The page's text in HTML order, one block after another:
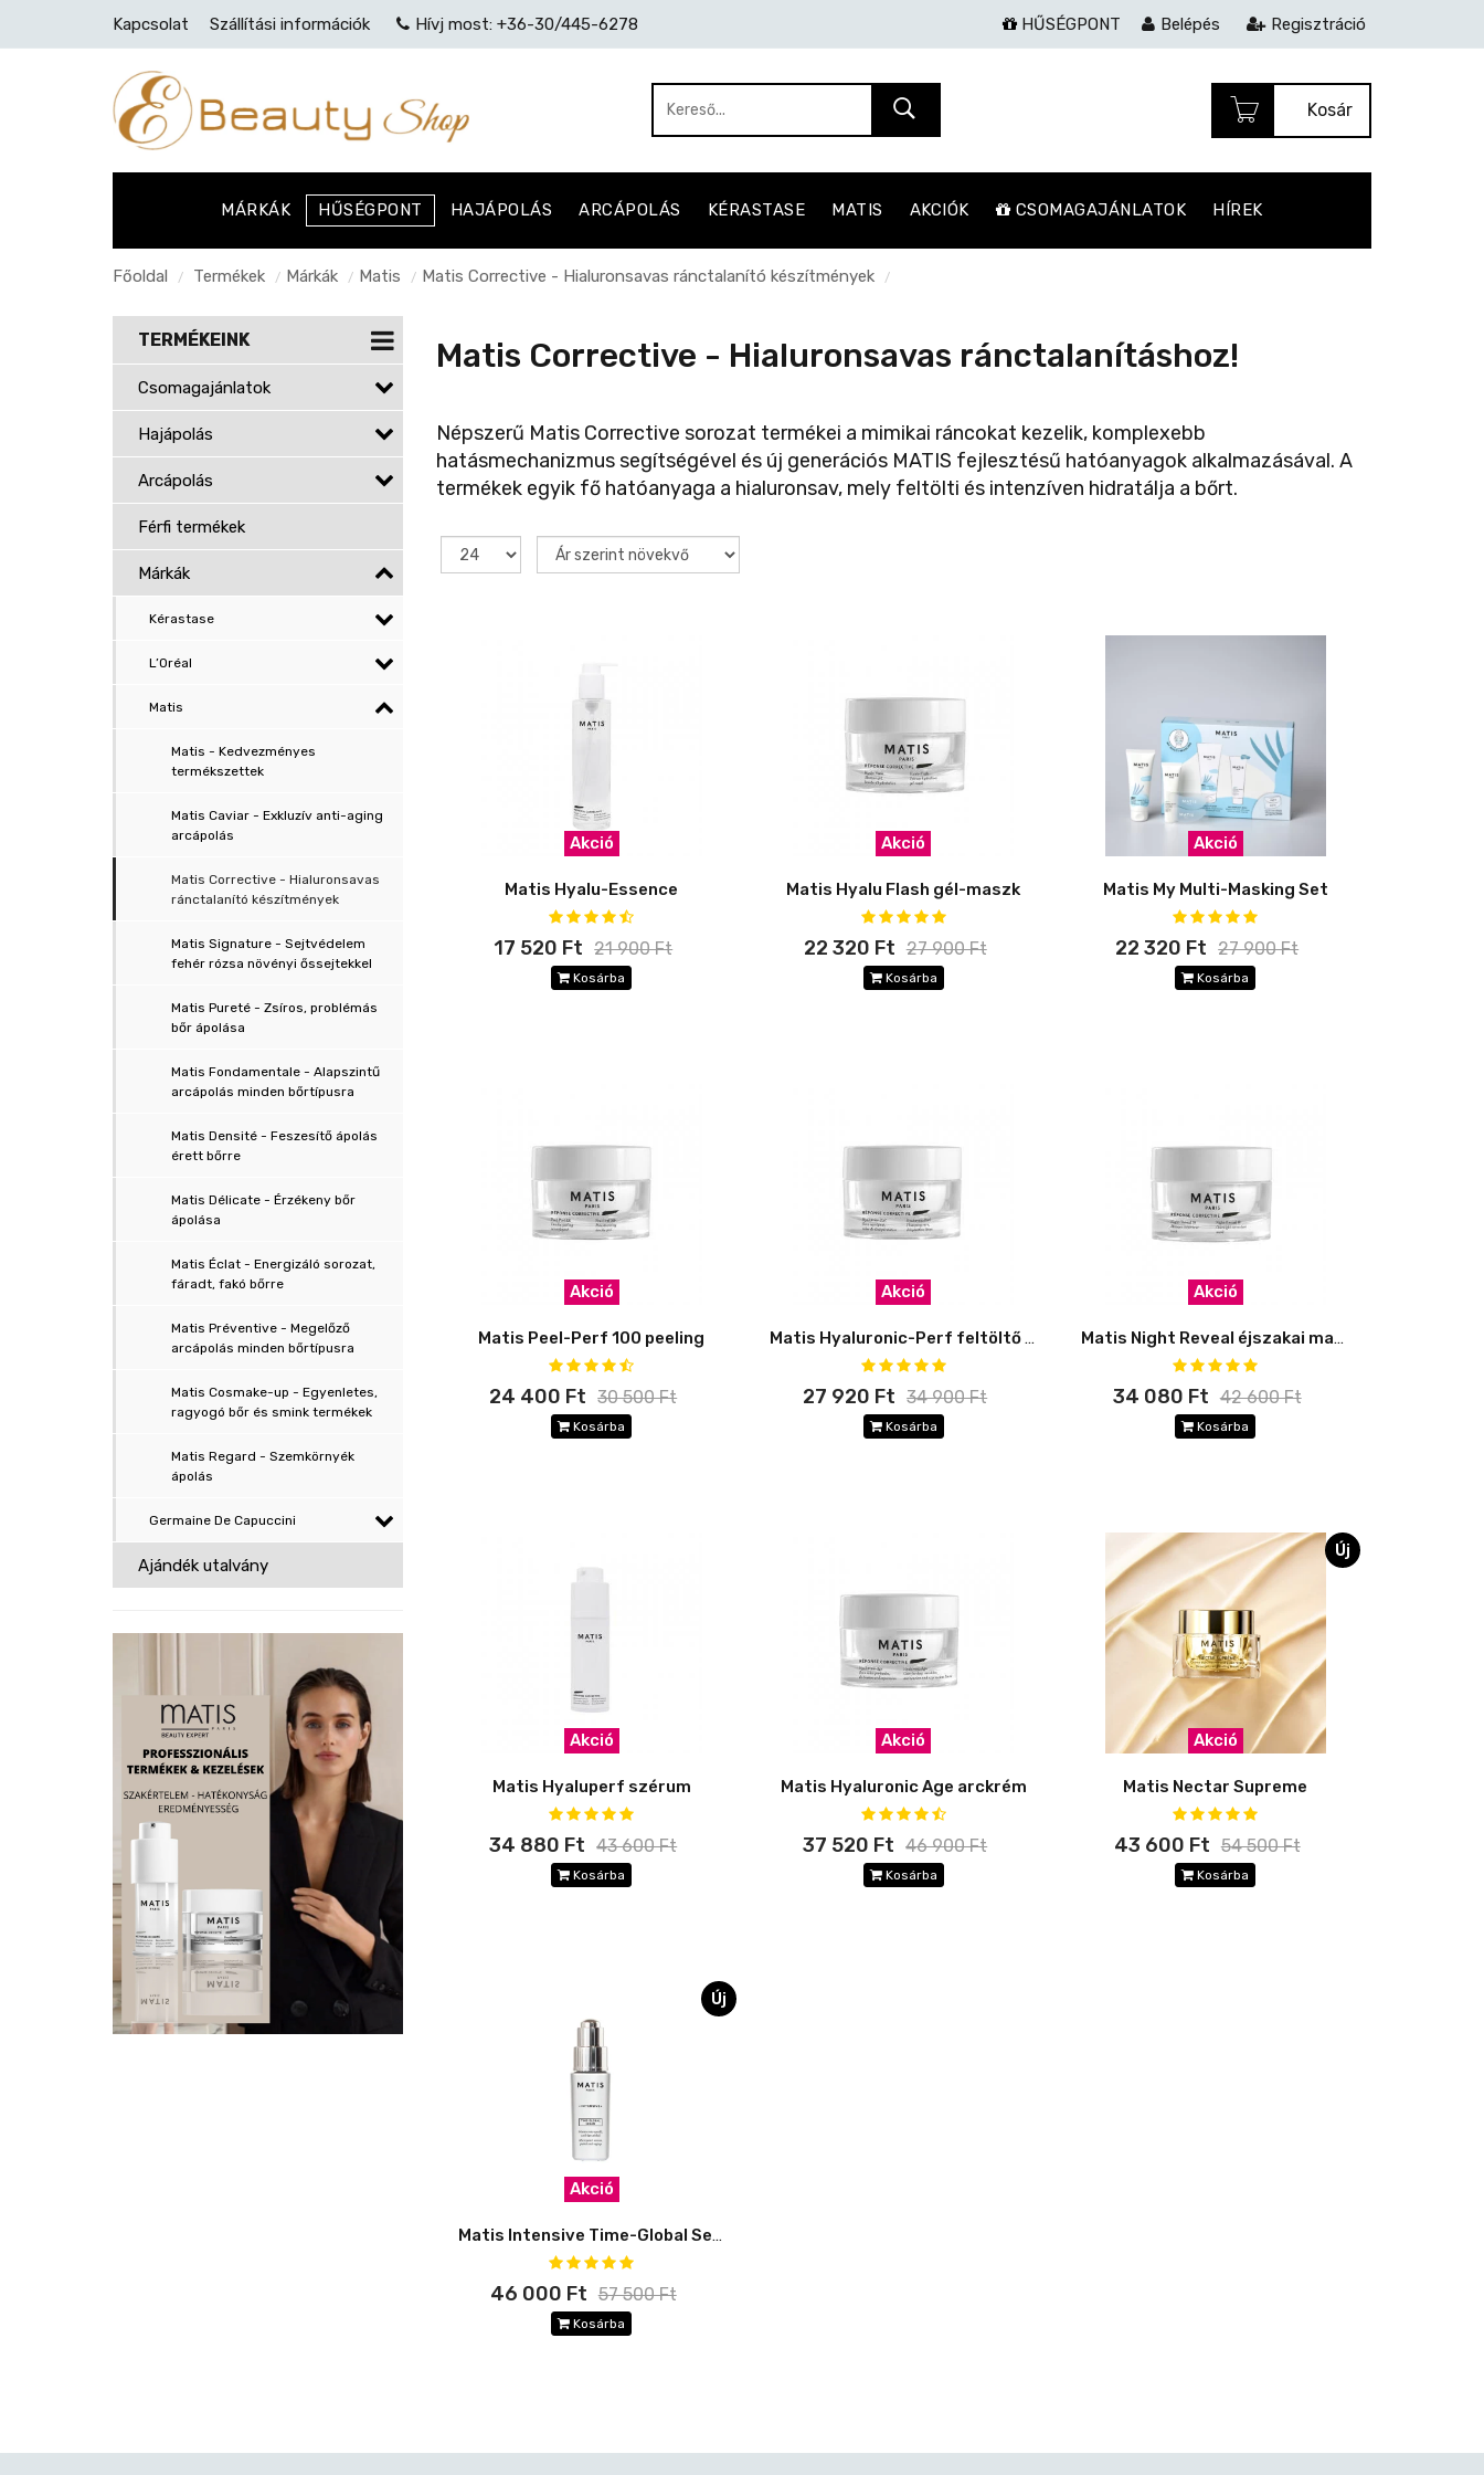
Kapcsolat Szállítási információk Hívj most: +36-30/445-6278 HŰSÉGPONT Belépés Regisztráció
Kosár
MÁRKÁK HŰSÉGPONT HAJÁPOLÁS ARCÁPOLÁS KÉRASTASE MATIS AKCIÓK CSOMAGAJÁNLATOK HÍREK
Főoldal / Termékek / Márkák / Matis / Matis Corrective - Hialuronsavas ránctalanító készítmények /
TERMÉKEINK
Csomagajánlatok
Hajápolás
Arcápolás
Férfi termékek
Márkák
Kérastase
L’Oréal
Matis
Matis - Kedvezményes
termékszettek
Matis Caviar - Exkluzív anti-aging
arcápolás
Matis Corrective - Hialuronsavas
ránctalanító készítmények
Matis Signature - Sejtvédelem
fehér rózsa növényi őssejtekkel
Matis Pureté - Zsíros, problémás
bőr ápolása
Matis Fondamentale - Alapszintű
arcápolás minden bőrtípusra
Matis Densité - Feszesítő ápolás
érett bőrre
Matis Délicate - Érzékeny bőr
ápolása
Matis Éclat - Energizáló sorozat,
fáradt, fakó bőrre
Matis Préventive - Megelőző
arcápolás minden bőrtípusra
Matis Cosmake-up - Egyenletes,
ragyogó bőr és smink termékek
Matis Regard - Szemkörnyék
ápolás
Germaine De Capuccini
Ajándék utalvány
Matis Corrective - Hialuronsavas ránctalanításhoz!
Népszerű Matis Corrective sorozat termékei a mimikai ráncokat kezelik, komplexebb
hatásmechanizmus segítségével és új generációs MATIS fejlesztésű hatóanyagok alkalmazásával. A
termékek egyik fő hatóanyaga a hialuronsav, mely feltölti és intenzíven hidratálja a bőrt.
Akció
Matis Hyalu-Essence
17 520 Ft 21 900 Ft
Kosárba
Akció
Matis Hyalu Flash gél-maszk
22 320 Ft 27 900 Ft
Kosárba
Akció
Matis My Multi-Masking Set
22 320 Ft 27 900 Ft
Kosárba
Akció
Matis Peel-Perf 100 peeling
24 400 Ft 30 500 Ft
Kosárba
Akció
Matis Hyaluronic-Perf feltöltő arckrém
27 920 Ft 34 900 Ft
Kosárba
Akció
Matis Night Reveal éjszakai maszk
34 080 Ft 42 600 Ft
Kosárba
Akció
Matis Hyaluperf szérum
34 880 Ft 43 600 Ft
Kosárba
Akció
Matis Hyaluronic Age arckrém
37 520 Ft 46 900 Ft
Kosárba
Új
Akció
Matis Nectar Supreme
43 600 Ft 54 500 Ft
Kosárba
Új
Akció
Matis Intensive Time-Global Serum
46 000 Ft 57 500 Ft
Kosárba